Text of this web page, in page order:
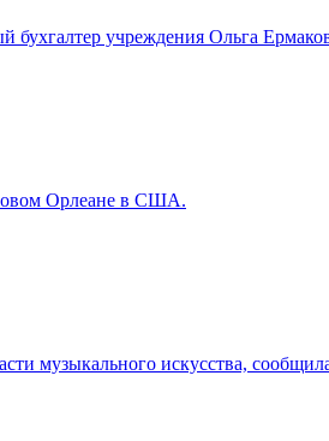
бухгалтер учреждения Ольга
Орлеане в США.
музыкального искусства,